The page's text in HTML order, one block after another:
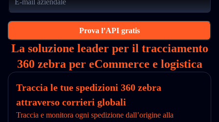
Prova l’API gratis
La soluzione leader per il tracciamento
360 zebra per eCommerce e logistica
Traccia le tue spedizioni 360 zebra
attraverso corrieri globali
Traccia e monitora ogni spedizione dall’origine alla